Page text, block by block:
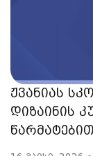
ჟვანიას
დიზაინის